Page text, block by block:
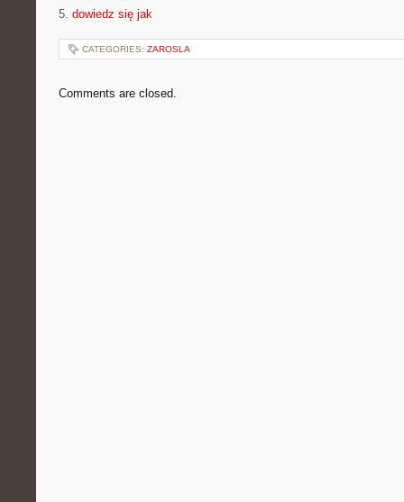
5. dowiedz się jak
CATEGORIES: ZAROSLA
Comments are closed.